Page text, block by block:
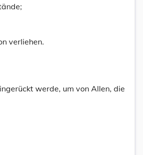
verliehen.
werde, um von Allen, die